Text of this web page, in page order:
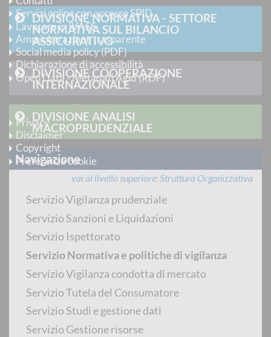
DIVISIONE NORMATIVA - SETTORE
NORMATIVA SUL BILANCIO
ASSICURATIVO
DIVISIONE COOPERAZIONE
INTERNAZIONALE
DIVISIONE ANALISI
MACROPRUDENZIALE
Navigazione
vai al livello superiore Struttura Organizzativa
Servizio Vigilanza prudenziale
Servizio Sanzioni e Liquidazioni
Servizio Ispettorato
Servizio Normativa e politiche di vigilanza
Servizio Vigilanza condotta di mercato
Servizio Tutela del Consumatore
Servizio Studi e gestione dati
Servizio Gestione risorse
Servizi online con accesso SPID
Lavorare in IVASS
Amministrazione trasparente
Social media policy (PDF)
Dichiarazione di accessibilità
Open Data - Metadati Agid (RDF)
Informazioni Legali
Privacy
Disclaimer
Copyright
Preferenze cookie
Instagram
LinkedIn
X
Newsletter
E-mail Alert
YouTube